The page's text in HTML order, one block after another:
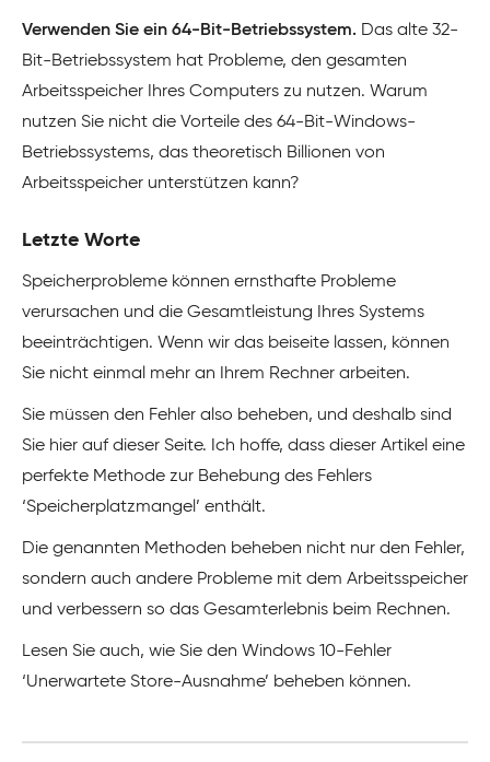
Verwenden Sie ein 64-Bit-Betriebssystem. Das alte 32-
Bit-Betriebssystem hat Probleme, den gesamten
Arbeitsspeicher Ihres Computers zu nutzen. Warum
nutzen Sie nicht die Vorteile des 64-Bit-Windows-
Betriebssystems, das theoretisch Billionen von
Arbeitsspeicher unterstützen kann?
Letzte Worte
Speicherprobleme können ernsthafte Probleme
verursachen und die Gesamtleistung Ihres Systems
beeinträchtigen. Wenn wir das beiseite lassen, können
Sie nicht einmal mehr an Ihrem Rechner arbeiten.
Sie müssen den Fehler also beheben, und deshalb sind
Sie hier auf dieser Seite. Ich hoffe, dass dieser Artikel eine
perfekte Methode zur Behebung des Fehlers
‘Speicherplatzmangel’ enthält.
Die genannten Methoden beheben nicht nur den Fehler,
sondern auch andere Probleme mit dem Arbeitsspeicher
und verbessern so das Gesamterlebnis beim Rechnen.
Lesen Sie auch, wie Sie den Windows 10-Fehler
‘Unerwartete Store-Ausnahme’ beheben können.